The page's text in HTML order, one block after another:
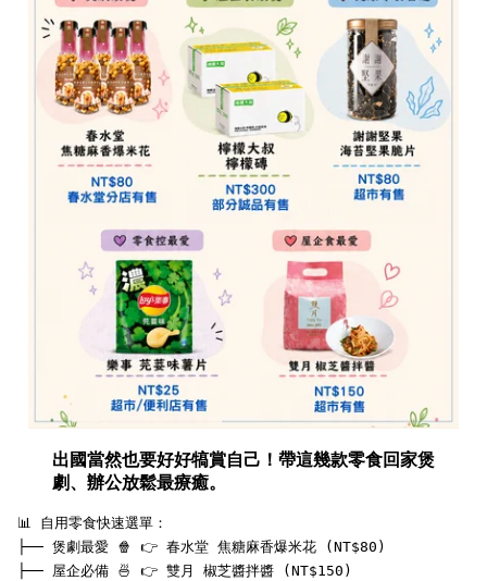
出國當然也要好好犒賞自己！帶這幾款零食回家煲
劇、辦公放鬆最療癒。
📊 自用零食快速選單：
├── 煲劇最愛 🍿 👉 春水堂 焦糖麻香爆米花 (NT$80)
├── 屋企必備 🍜 👉 雙月 椒芝醬拌醬 (NT$150)